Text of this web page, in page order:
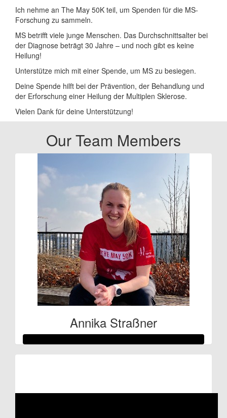
Ich nehme an The May 50K teil, um Spenden für die MS-
Forschung zu sammeln.
MS betrifft viele junge Menschen. Das Durchschnittsalter bei
der Diagnose beträgt 30 Jahre – und noch gibt es keine
Heilung!
Unterstütze mich mit einer Spende, um MS zu besiegen.
Deine Spende hilft bei der Prävention, der Behandlung und
der Erforschung einer Heilung der Multiplen Sklerose.
Vielen Dank für deine Unterstützung!
Our Team Members
Annika Straßner